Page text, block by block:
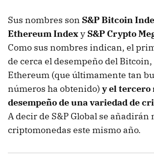
Sus nombres son S&P Bitcoin
Ethereum Indexy S&P Crypto
Como sus nombres indican, el
de cerca el desempeño del
Ethereum (que últimamente tan
números ha obtenido) y el tercero
desempeño de una variedad de
A decir de S&P Global se añadirán
criptomonedas este mismo año.